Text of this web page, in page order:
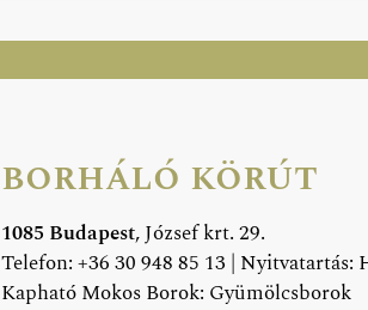
borháló körút
1085 Budapest, József krt. 29.
Telefon: +36 30 948 85 13 |
Kapható Mokos Borok: Gyümölcsborok